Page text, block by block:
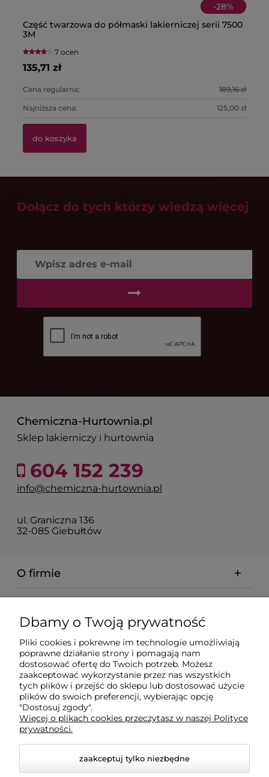
-28%
Część twarzowa do półmaski lakierniczej serii 7500
3M
7 ocen
135,71 zł
Cena regularna: 189,16 zł
Najniższa cena: 125,00 zł
do koszyka
Dołącz do tych którzy wiedzą więcej
Chemiczna-Hurtownia.pl
Sklep lakierniczy i hurtownia
604 152 239
info@chemiczna-hurtownia.pl
ul. Graniczna 136
32-085 Giebułtów
O firmie
Dostawa
Moje konto
Gwarancja i zwroty
Dbamy o Twoją prywatność
Pliki cookies i pokrewne im technologie umożliwiają
poprawne działanie strony i pomagają nam
dostosować ofertę do Twoich potrzeb. Możesz
zaakceptować wykorzystanie przez nas wszystkich
tych plików i przejść do sklepu lub dostosować użycie
plików do swoich preferencji, wybierając opcję
"Dostosuj zgody".
Więcej o plikach cookies przeczytasz w naszej Polityce
prywatności.
zaakceptuj tylko niezbędne